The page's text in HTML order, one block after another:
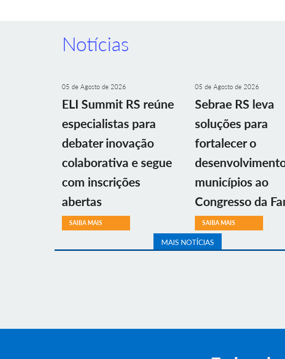
Notícias
05 de Agosto de 2026
ELI Summit RS reúne
especialistas para
debater inovação
colaborativa e segue
com inscrições
abertas
SAIBA MAIS
05 de Agosto de 2026
Sebrae RS leva
soluções para
fortalecer o
municípios ao
Congresso da
SAIBA MAIS
MAIS NOTÍCIAS